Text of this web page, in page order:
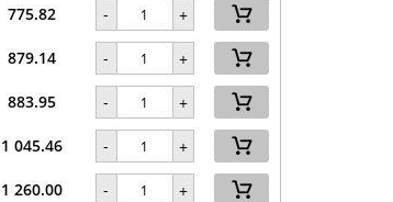
775.82 - +
879.14 - +
883.95 - +
1 045.46 - +
1 260.00 - +